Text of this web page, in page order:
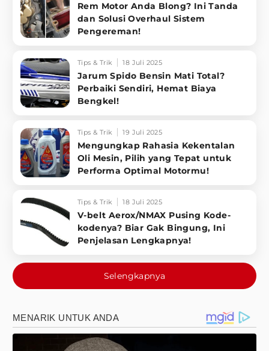
Rem Motor Anda Blong? Ini Tanda
dan Solusi Overhaul Sistem
Pengereman!
Tips & Trik 18 Juli 2025
Jarum Spido Bensin Mati Total?
Perbaiki Sendiri, Hemat Biaya
Bengkel!
Tips & Trik 19 Juli 2025
Mengungkap Rahasia Kekentalan
Oli Mesin, Pilih yang Tepat untuk
Performa Optimal Motormu!
Tips & Trik 18 Juli 2025
V-belt Aerox/NMAX Pusing Kode-
kodenya? Biar Gak Bingung, Ini
Penjelasan Lengkapnya!
Selengkapnya